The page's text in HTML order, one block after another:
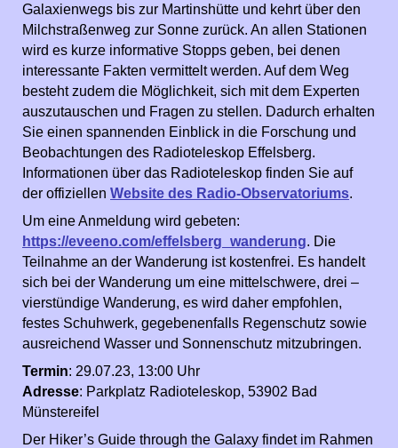
Galaxienwegs bis zur Martinshütte und kehrt über den
Milchstraßenweg zur Sonne zurück. An allen Stationen
wird es kurze informative Stopps geben, bei denen
interessante Fakten vermittelt werden. Auf dem Weg
besteht zudem die Möglichkeit, sich mit dem Experten
auszutauschen und Fragen zu stellen. Dadurch erhalten
Sie einen spannenden Einblick in die Forschung und
Beobachtungen des Radioteleskop Effelsberg.
Informationen über das Radioteleskop finden Sie auf
der offiziellen Website des Radio-Observatoriums.
Um eine Anmeldung wird gebeten:
https://eveeno.com/effelsberg_wanderung. Die
Teilnahme an der Wanderung ist kostenfrei. Es handelt
sich bei der Wanderung um eine mittelschwere, drei –
vierstündige Wanderung, es wird daher empfohlen,
festes Schuhwerk, gegebenenfalls Regenschutz sowie
ausreichend Wasser und Sonnenschutz mitzubringen.
Termin: 29.07.23, 13:00 Uhr
Adresse: Parkplatz Radioteleskop, 53902 Bad
Münstereifel
Der Hiker’s Guide through the Galaxy findet im Rahmen